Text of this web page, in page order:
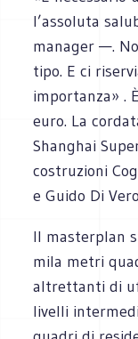
l’assoluta
manager —.
tipo. E ci
importanza» .
euro. La
Shanghai
costruzioni
e Guido Di
Il masterplan
mila metri
altrettanti di
livelli